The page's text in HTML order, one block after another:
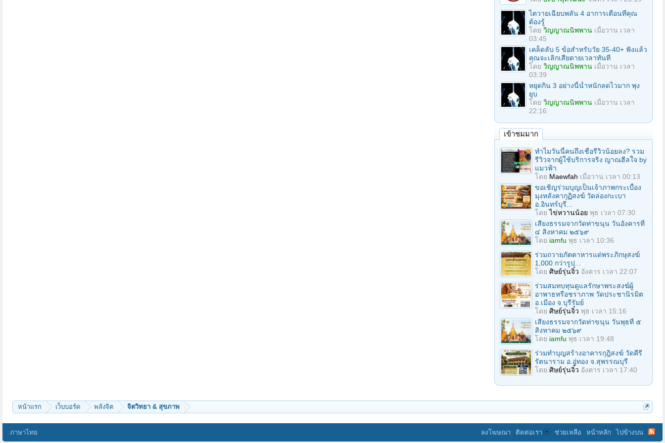
ไตวายเฉียบพลัน 4 อาการเตือนที่คุณ
ต้องรู้
โดย วิญญาณนิพพาน เมื่อวาน เวลา
03:45
เคล็ดลับ 5 ข้อสำหรับวัย 35-40+ ฟังแล้ว
คุณจะเลิกเสียดายเวลาทันที
โดย วิญญาณนิพพาน เมื่อวาน เวลา
03:39
หยุดกิน 3 อย่างนี้น้ำหนักลดไวมาก พุง
ยุบ
โดย วิญญาณนิพพาน เมื่อวาน เวลา
22:16
เข้าชมมาก
ทำไมวันนี้คนถึงเชื่อรีวิวน้อยลง? รวม
รีวิวจากผู้ใช้บริการจริง ญาณฮีลใจ by
แมวฟ้า
โดย Maewfah เมื่อวาน เวลา 00:13
ขอเชิญร่วมบุญเป็นเจ้าภาพกระเบื้อง
มุงหลังคากุฏิสงฆ์ วัดล่องกะเบา
อ.อินทร์บุรี...
โดยไข่หวานน้อย พุธ เวลา 07:30
เสียงธรรมจากวัดท่าขนุน วันอังคารที่
๔ สิงหาคม ๒๕๖๙
โดย iamfu พุธ เวลา 10:36
ร่วมถวายภัตตาหารแด่พระภิกษุสงฆ์
1,000 กว่ารูป...
โดย ศิษย์รุ่นจิ๋ว อังคาร เวลา 22:07
ร่วมสมทบทุนดูแลรักษาพระสงฆ์ผู้
อาพาธหรือชราภาพ วัดประชานิรมิต
อ.เมือง จ.บุรีรัมย์
โดย ศิษย์รุ่นจิ๋ว พุธ เวลา 15:16
เสียงธรรมจากวัดท่าขนุน วันพุธที่ ๕
สิงหาคม ๒๕๖๙
โดย iamfu พุธ เวลา 19:48
ร่วมทำบุญสร้างอาคารกุฎิสงฆ์ วัดคีรี
รัตนาราม อ.อู่ทอง จ.สุพรรณบุรี
โดย ศิษย์รุ่นจิ๋ว อังคาร เวลา 17:40
หน้าแรก เว็บบอร์ด พลังจิต จิตวิทยา & สุขภาพ
ภาษาไทย ลงโฆษณา ติดต่อเรา ช่วยเหลือ หน้าหลัก ไปข้างบน